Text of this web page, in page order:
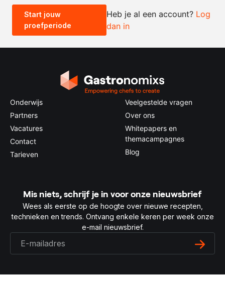
0.5x 1x 2x
Start jouw
proefperiode
Heb je al een account? Log
dan in
Onderwijs
Partners
Vacatures
Contact
Tarieven
Veelgestelde vragen
Over ons
Whitepapers en
themacampagnes
Blog
Mis niets, schrijf je in voor onze nieuwsbrief
Wees als eerste op de hoogte over nieuwe recepten,
technieken en trends. Ontvang enkele keren per week onze
e-mail nieuwsbrief.